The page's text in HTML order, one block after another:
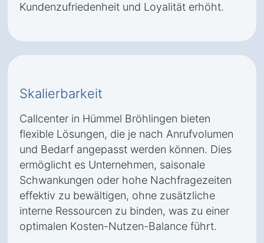
Kundenzufriedenheit und Loyalität erhöht.
Skalierbarkeit
Callcenter in Hümmel Bröhlingen bieten
flexible Lösungen, die je nach Anrufvolumen
und Bedarf angepasst werden können. Dies
ermöglicht es Unternehmen, saisonale
Schwankungen oder hohe Nachfragezeiten
effektiv zu bewältigen, ohne zusätzliche
interne Ressourcen zu binden, was zu einer
optimalen Kosten-Nutzen-Balance führt.